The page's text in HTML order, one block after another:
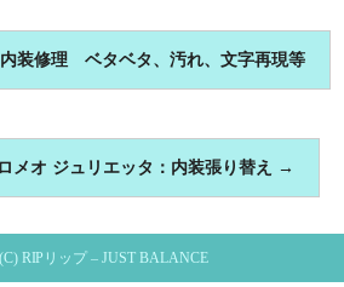
内装修理 ベタベタ、汚れ、文字再現等
メオ ジュリエッタ：内装張り替え →
RIPリップ – JUST BALANCE